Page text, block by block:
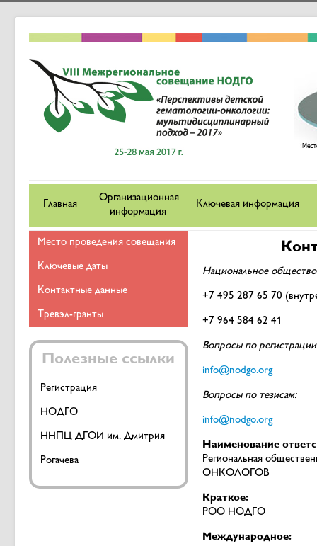
Главная
Организационная
информация
Ключевая информация
Место проведения совещания
Ключевые даты
Контактные данные
Тревэл-гранты
Полезные ссылки
Регистрация
НОДГО
ННПЦ ДГОИ им. Дмитрия
Рогачева
Национальное общество
+7 495 287 65 70
+7 964 584 62 41
Вопросы по
info@nodgo.org
Вопросы по тезисам:
info@nodgo.org
Наименование
Региональная
ОНКОЛОГОВ
Краткое:
РОО НОДГО
Международное: